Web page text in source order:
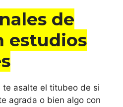
de
estudios
te asalte el titubeo de si
agrada o bien algo con